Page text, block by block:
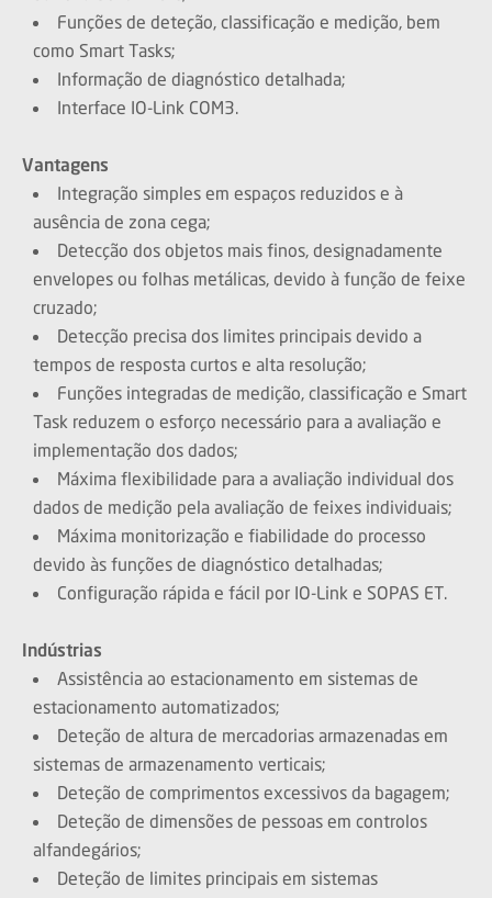
Funções de deteção, classificação e medição, bem
como Smart Tasks;
Informação de diagnóstico detalhada;
Interface IO-Link COM3.
Vantagens
Integração simples em espaços reduzidos e à
ausência de zona cega;
Detecção dos objetos mais finos, designadamente
envelopes ou folhas metálicas, devido à função de feixe
cruzado;
Detecção precisa dos limites principais devido a
tempos de resposta curtos e alta resolução;
Funções integradas de medição, classificação e Smart
Task reduzem o esforço necessário para a avaliação e
implementação dos dados;
Máxima flexibilidade para a avaliação individual dos
dados de medição pela avaliação de feixes individuais;
Máxima monitorização e fiabilidade do processo
devido às funções de diagnóstico detalhadas;
Configuração rápida e fácil por IO-Link e SOPAS ET.
Indústrias
Assistência ao estacionamento em sistemas de
estacionamento automatizados;
Deteção de altura de mercadorias armazenadas em
sistemas de armazenamento verticais;
Deteção de comprimentos excessivos da bagagem;
Deteção de dimensões de pessoas em controlos
alfandegários;
Deteção de limites principais em sistemas